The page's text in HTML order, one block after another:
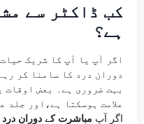
کب ڈاکٹر سے
ہے؟
اگر آپ یا آپ کا شریک
دوران درد کا سامنا کر
بہت ضروری ہے۔ بعض اوقات
علامت ہوسکتا ہے،اور جلد
اگر آپ مباشرت کے دوران درد